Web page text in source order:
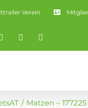
Verein
YouTube
Matzen – 177225